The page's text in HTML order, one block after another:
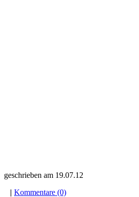
geschrieben am 19.07.12
| Kommentare (0)